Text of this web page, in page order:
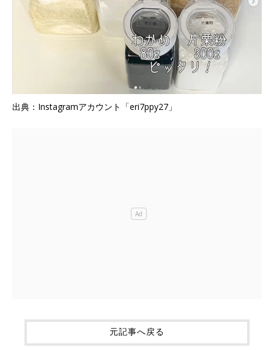
出典：Instagramアカウント「eri7ppy27」
元記事へ戻る